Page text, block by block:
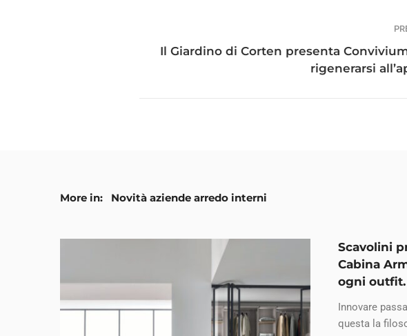
Il Giardino di Corten presenta
rigenerarsi
More in: Novità aziende arredo interni
Scavolini
Cabina
ogni outfit.
Innovare
questa la